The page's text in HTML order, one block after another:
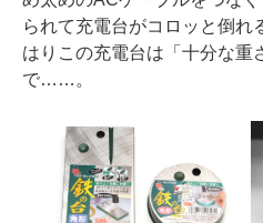
られて充電台がコロッと倒れ
はりこの充電台は「十分な重
で……。